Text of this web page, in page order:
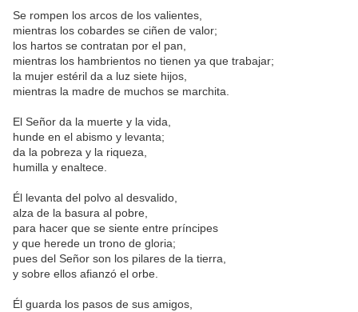
Se rompen los arcos de los valientes,
mientras los cobardes se ciñen de valor;
los hartos se contratan por el pan,
mientras los hambrientos no tienen ya que trabajar;
la mujer estéril da a luz siete hijos,
mientras la madre de muchos se marchita.
El Señor da la muerte y la vida,
hunde en el abismo y levanta;
da la pobreza y la riqueza,
humilla y enaltece.
Él levanta del polvo al desvalido,
alza de la basura al pobre,
para hacer que se siente entre príncipes
y que herede un trono de gloria;
pues del Señor son los pilares de la tierra,
y sobre ellos afianzó el orbe.
Él guarda los pasos de sus amigos,